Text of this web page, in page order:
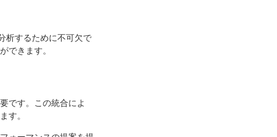
析するために不可欠で
できます。
です。この統合によ
す。